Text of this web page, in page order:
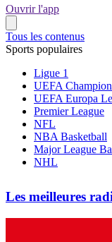
Ouvrir l'app
Tous les contenus
Sports populaires
Ligue 1
UEFA
UEFA Europa
Premier League
NFL
NBA Basketball
Major League
NHL
Les meilleures